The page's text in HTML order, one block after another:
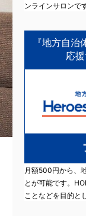
ンラインサロンです
『地方自
応
月額500円から、
とが可能です。
ことなどを目的と